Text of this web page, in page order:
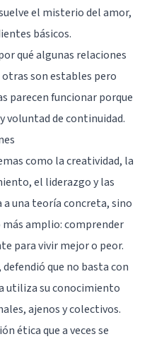
el misterio del amor,
básicos.
qué algunas relaciones
son estables pero
parecen funcionar porque
voluntad de continuidad.
como la creatividad, la
el liderazgo y las
una teoría concreta, sino
amplio: comprender
para vivir mejor o peor.
que no basta con
utiliza su conocimiento
ajenos y colectivos.
ética que a veces se